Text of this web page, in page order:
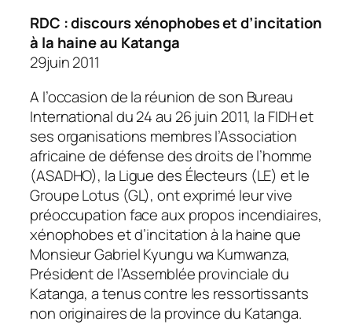
RDC : discours xénophobes et d’incitation
à la haine au Katanga
29juin 2011
A l’occasion de la réunion de son Bureau
International du 24 au 26 juin 2011, la FIDH et
ses organisations membres l’Association
africaine de défense des droits de l’homme
(ASADHO), la Ligue des Électeurs (LE) et le
Groupe Lotus (GL), ont exprimé leur vive
préoccupation face aux propos incendiaires,
xénophobes et d’incitation à la haine que
Monsieur Gabriel Kyungu wa Kumwanza,
Président de l’Assemblée provinciale du
Katanga, a tenus contre les ressortissants
non originaires de la province du Katanga.